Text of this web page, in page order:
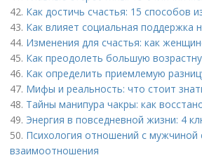
42. Как достичь счастья: 15 способов
43. Как влияет социальная поддержка
44. Изменения для счастья: как
45. Как преодолеть большую
46. Как определить приемлемую
47. Мифы и реальность: что стоит
48. Тайны манипура чакры: как
49. Энергия в повседневной жизни: 4
50. Психология отношений с мужчиной
взаимоотношения